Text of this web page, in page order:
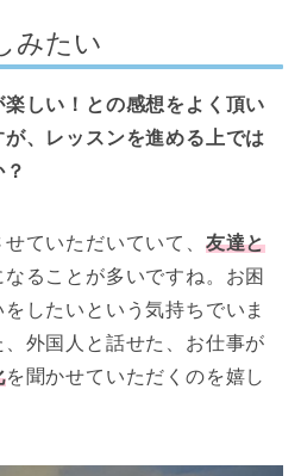
みたい
しい！との感想をよく頂い
、レッスンを進める上では
ていただいていて、 友達と
ることが多いですね。お困
したいという気持ちでいま
外国人と話せた、お仕事が
を聞かせていただくのを嬉し